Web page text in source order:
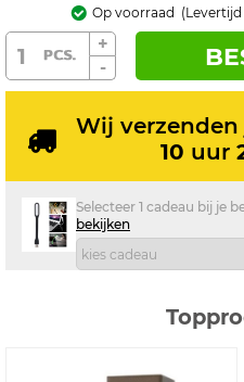
Op voorraad (Levertijd
+
-
Wij
10 uur
Selecteer 1 cadeau bij je
bekijken